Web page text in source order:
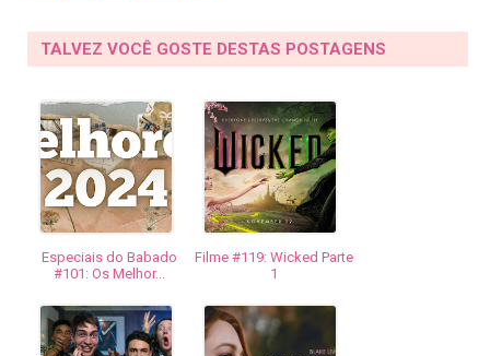
TALVEZ VOCÊ GOSTE DESTAS POSTAGENS
Especiais do Babado
#101: Os Melhor...
Filme #119: Wicked Parte
1